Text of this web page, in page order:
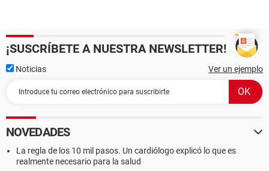
¡SUSCRÍBETE A NUESTRA NEWSLETTER!
Noticias Ver un ejemplo
NOVEDADES
La regla de los 10 mil pasos. Un cardiólogo explicó lo que es
realmente necesario para la salud